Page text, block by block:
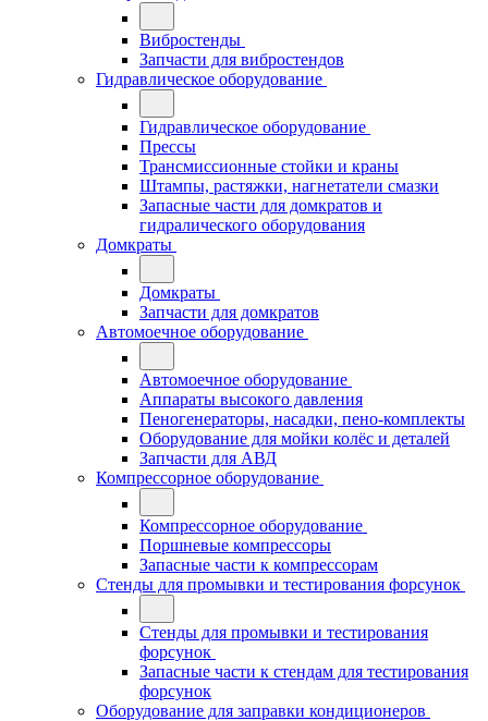
Вибростенды
Запчасти для вибростендов
Гидравлическое оборудование
Гидравлическое оборудование
Прессы
Трансмиссионные стойки и краны
Штампы, растяжки, нагнетатели смазки
Запасные части для домкратов и
гидралического оборудования
Домкраты
Домкраты
Запчасти для домкратов
Автомоечное оборудование
Автомоечное оборудование
Аппараты высокого давления
Пеногенераторы, насадки, пено-комплекты
Оборудование для мойки колёс и деталей
Запчасти для АВД
Компрессорное оборудование
Компрессорное оборудование
Поршневые компрессоры
Запасные части к компрессорам
Стенды для промывки и тестирования форсунок
Стенды для промывки и тестирования
форсунок
Запасные части к стендам для тестирования
форсунок
Оборудование для заправки кондиционеров